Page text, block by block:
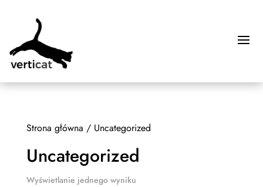
Strona główna / Uncategorized
Uncategorized
Wyświetlanie jednego wyniku